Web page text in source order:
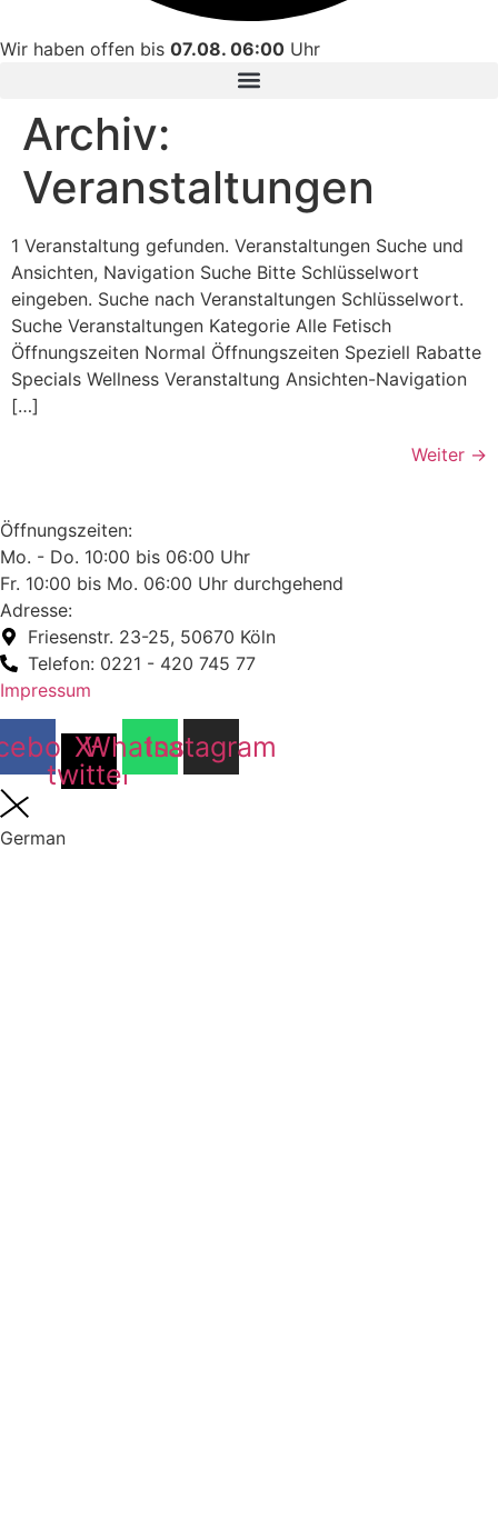
Wir haben offen bis 07.08. 06:00 Uhr
Archiv:
Veranstaltungen
1 Veranstaltung gefunden. Veranstaltungen Suche und
Ansichten, Navigation Suche Bitte Schlüsselwort
eingeben. Suche nach Veranstaltungen Schlüsselwort.
Suche Veranstaltungen Kategorie Alle Fetisch
Öffnungszeiten Normal Öffnungszeiten Speziell Rabatte
Specials Wellness Veranstaltung Ansichten-Navigation
[…]
Weiter →
Öffnungszeiten:
Mo. - Do. 10:00 bis 06:00 Uhr
Fr. 10:00 bis Mo. 06:00 Uhr durchgehend
Adresse:
Friesenstr. 23-25, 50670 Köln
Telefon: 0221 - 420 745 77
Impressum
X-
twitter
Whatsapp
Instagram
German